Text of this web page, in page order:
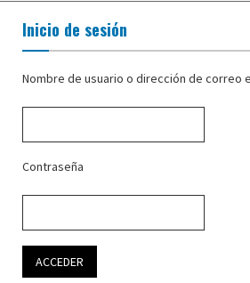
Inicio de sesión
Nombre de usuario o dirección de correo
Contraseña